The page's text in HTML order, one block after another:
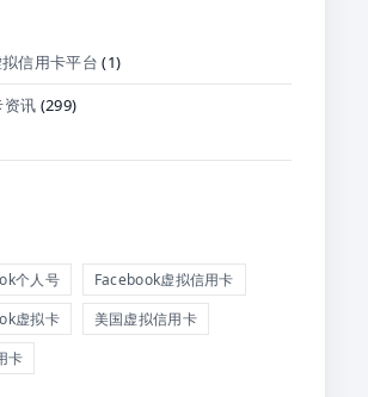
拟信用卡平台 (1)
资讯 (299)
个人号
Facebook虚拟信用卡
虚拟卡
美国虚拟信用卡
卡